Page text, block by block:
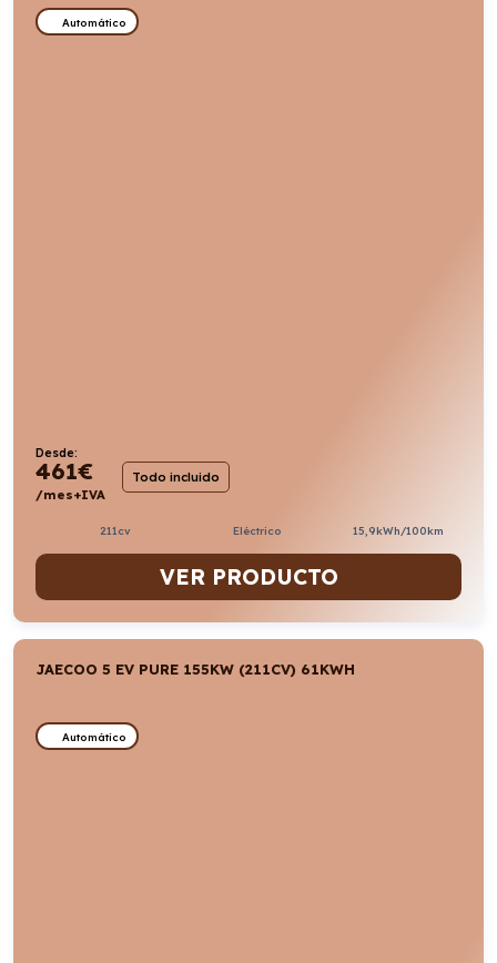
Automático
Desde:
461€
/mes+IVA
Todo incluido
211cv Eléctrico 15,9kWh/100km
VER PRODUCTO
JAECOO 5 EV PURE 155KW (211CV) 61KWH
Automático